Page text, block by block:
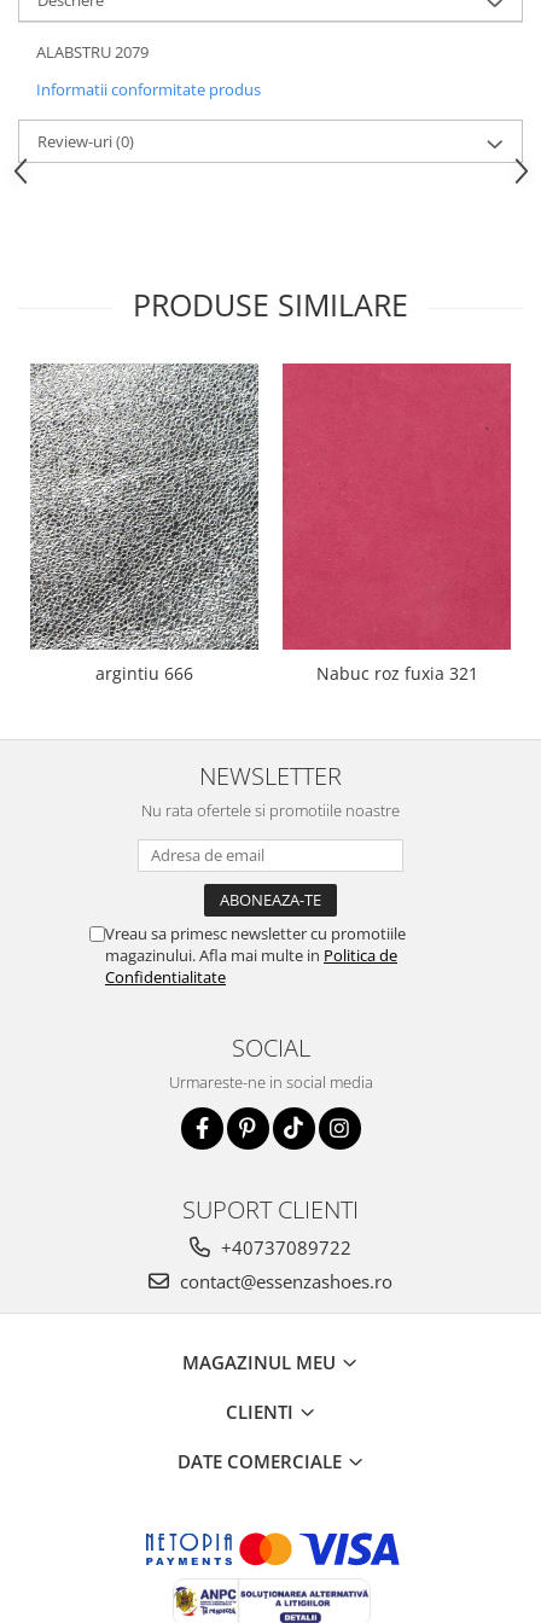
ALABSTRU 2079
Informatii conformitate produs
Review-uri(0)
PRODUSE SIMILARE
argintiu 666 Nabuc roz fuxia 321
NEWSLETTER
Nu rata ofertele si promotiile noastre
Vreau sa primesc newsletter cu promotiile
magazinului. Afla mai multe in Politica de
Confidentialitate
SOCIAL
Urmareste-ne in social media
SUPORT CLIENTI
+40737089722
contact@essenzashoes.ro
MAGAZINUL MEU
CLIENTI
DATE COMERCIALE